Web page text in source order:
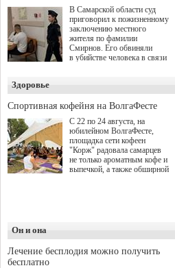
В Самарской области суд
приговорил к пожизненному
заключению местного
жителя по фамилии
Смирнов. Его обвиняли
в убийстве человека в связи
Здоровье
Спортивная кофейня на ВолгаФесте
С 22 по 24 августа, на
юбилейном ВолгаФесте,
площадка сети кофеен
"Корж" радовала самарцев
не только ароматным кофе и
выпечкой, а также обширной
Он и она
Лечение бесплодия можно получить
бесплатно